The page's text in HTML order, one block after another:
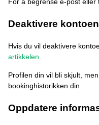
Deaktivere
Hvis du vil deaktivere
artikkelen.
Profilen din vil bli skjult,
bookinghistorikken din.
Oppdatere